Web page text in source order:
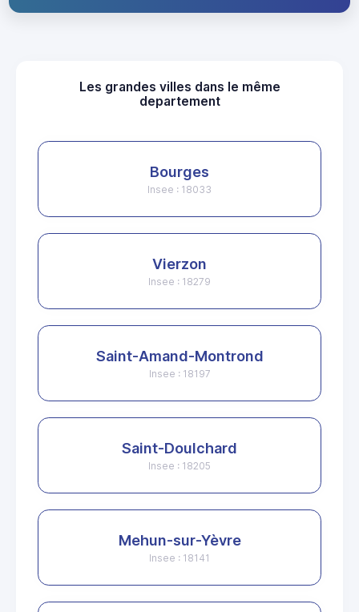
Les grandes villes dans le même
departement
Bourges
Insee : 18033
Vierzon
Insee : 18279
Saint-Amand-Montrond
Insee : 18197
Saint-Doulchard
Insee : 18205
Mehun-sur-Yèvre
Insee : 18141